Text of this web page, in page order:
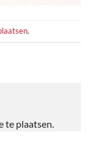
.
te plaatsen.